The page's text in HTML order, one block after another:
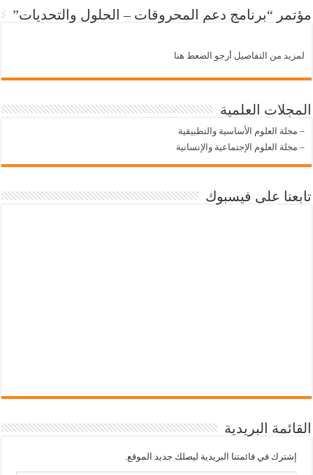
مؤتمر “برنامج دعم المحروقات – الحلول والتحديات”
لمزيد من التفاصيل أرجو الضعط هنا
المجلات العلمية
– مجلة العلوم الأساسية والتطبيقية
– مجلة العلوم الإجتماعية والإنسانية
تابعنا على فيسبوك
القائمة البريدية
إشترك في قائمتنا البريدية ليصلك جديد الموقع.